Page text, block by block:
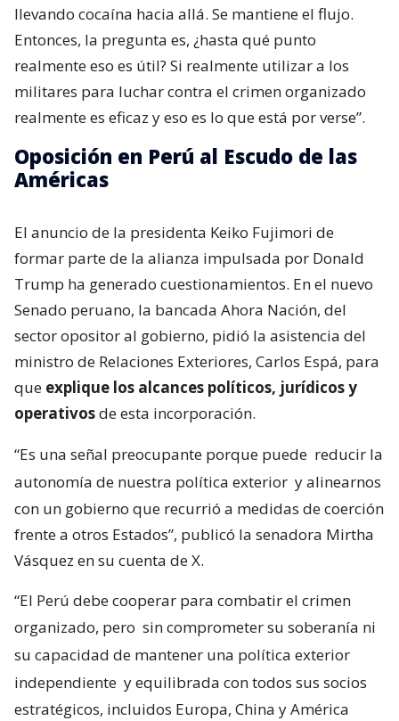
llevando cocaína hacia allá. Se mantiene el flujo.
Entonces, la pregunta es, ¿hasta qué punto
realmente eso es útil? Si realmente utilizar a los
militares para luchar contra el crimen organizado
realmente es eficaz y eso es lo que está por verse”.
Oposición en Perú al Escudo de las
Américas
El anuncio de la presidenta Keiko Fujimori de
formar parte de la alianza impulsada por Donald
Trump ha generado cuestionamientos. En el nuevo
Senado peruano, la bancada Ahora Nación, del
sector opositor al gobierno, pidió la asistencia del
ministro de Relaciones Exteriores, Carlos Espá, para
que explique los alcances políticos, jurídicos y
operativosde esta incorporación.
“Es una señal preocupante porque puede reducir la
autonomía de nuestra política exterior y alinearnos
con un gobierno que recurrió a medidas de coerción
frente a otros Estados”, publicó la senadora Mirtha
Vásquez en su cuenta de X.
“El Perú debe cooperar para combatir el crimen
organizado, pero sin comprometer su soberanía ni
su capacidad de mantener una política exterior
independiente y equilibrada con todos sus socios
estratégicos, incluidos Europa, China y América